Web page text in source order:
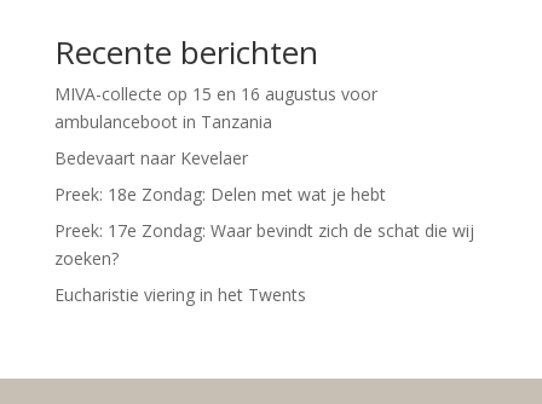
Recente berichten
MIVA-collecte op 15 en 16 augustus voor
ambulanceboot in Tanzania
Bedevaart naar Kevelaer
Preek: 18e Zondag: Delen met wat je hebt
Preek: 17e Zondag: Waar bevindt zich de schat die wij
zoeken?
Eucharistie viering in het Twents